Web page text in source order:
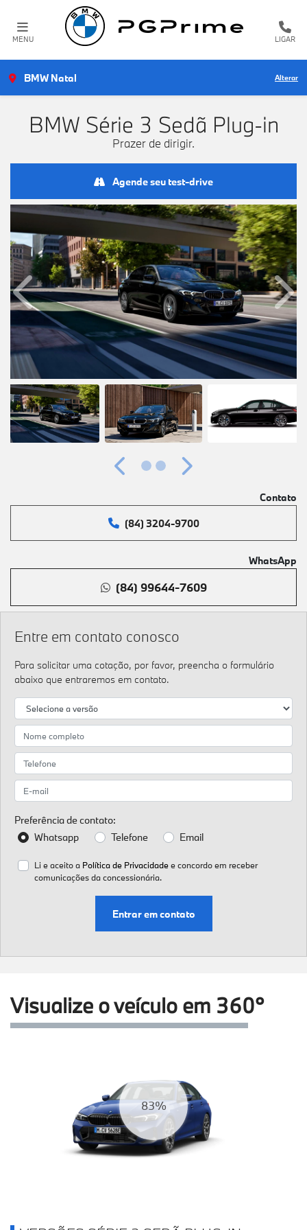
MENU LIGAR
BMW Natal Alterar
BMW Série 3 Sedã Plug-in
Prazer de dirigir.
Agende seu test-drive
Entre em contato conosco
Para solicitar uma cotação, por favor, preencha o formulário
abaixo que entraremos em contato.
Preferência de contato:
Whatsapp
Telefone Email
Li e aceito a Política de Privacidadee concordo em receber
comunicações da concessionária.
Entrar em contato
Anterior
Anterior Próximo
Contato
(84) 3204-9700
WhatsApp
(84) 99644-7609
Visualize o veículo em 360°
86%